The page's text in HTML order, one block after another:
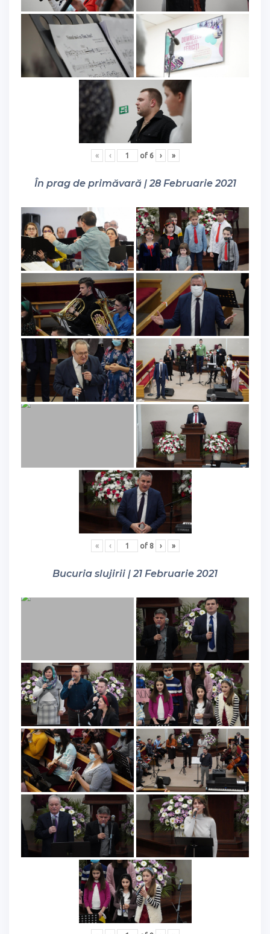
« ‹ of 6 › »
În prag de primăvară | 28 Februarie 2021
« ‹ of 8 › »
Bucuria slujirii | 21 Februarie 2021